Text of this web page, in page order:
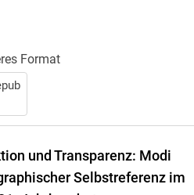
Format
und Transparenz: Modi
Selbstreferenz im